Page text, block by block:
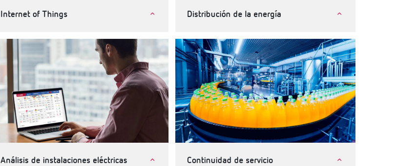
Internet of Things
Internet of Things (IoT)
Distribución de la energía
Compañías eléctricas
Análisis de instalaciones eléctricas Continuidad de servicio